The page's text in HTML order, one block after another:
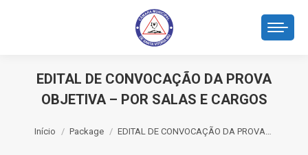
EDITAL DE CONVOCAÇÃO DA PROVA
OBJETIVA – POR SALAS E CARGOS
Início Package EDITAL DE CONVOCAÇÃO DA PROVA…